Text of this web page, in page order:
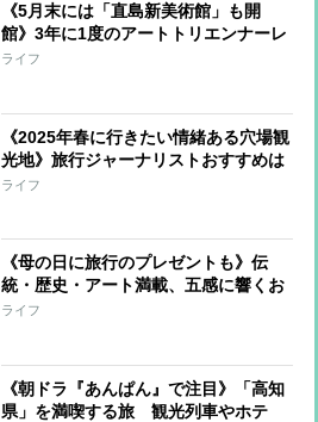
《5月末には「直島新美術館」も開
館》3年に1度のアートトリエンナーレ
「瀬戸内国際芸術祭」が開幕直前！見
ライフ
《2025年春に行きたい情緒ある穴場観
光地》旅行ジャーナリストおすすめは
「秋田市」＆「愛媛・大洲市」 歴
ライフ
《母の日に旅行のプレゼントも》伝
統・歴史・アート満載、五感に響くお
とな旅「金沢・加賀温泉・敦賀」を旅
ライフ
《朝ドラ『あんぱん』で注目》「高知
県」を満喫する旅 観光列車やホテ